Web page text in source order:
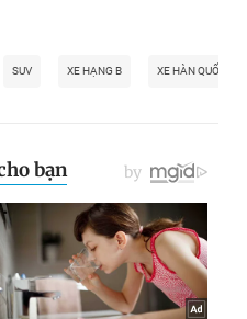
SUV XE HẠNG B XE HÀN QUỐC